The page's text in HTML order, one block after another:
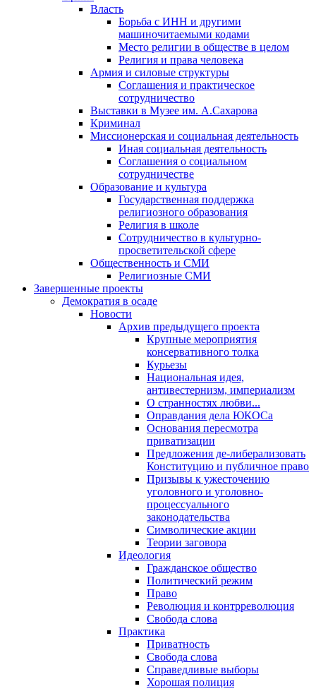
Власть
Борьба с ИНН и другими
машиночитаемыми кодами
Место религии в обществе в целом
Религия и права человека
Армия и силовые структуры
Соглашения и практическое
сотрудничество
Выставки в Музее им. А.Сахарова
Криминал
Миссионерская и социальная деятельность
Иная социальная деятельность
Соглашения о социальном
сотрудничестве
Образование и культура
Государственная поддержка
религиозного образования
Религия в школе
Сотрудничество в культурно-
просветительской сфере
Общественность и СМИ
Религиозные СМИ
Завершенные проекты
Демократия в осаде
Новости
Архив предыдущего проекта
Крупные мероприятия
консервативного толка
Курьезы
Национальная идея,
антивестернизм, империализм
О странностях любви...
Оправдания дела ЮКОСа
Основания пересмотра
приватизации
Предложения де-либерализовать
Конституцию и публичное право
Призывы к ужесточению
уголовного и уголовно-
процессуального
законодательства
Символические акции
Теории заговора
Идеология
Гражданское общество
Политический режим
Право
Революция и контрреволюция
Свобода слова
Практика
Приватность
Свобода слова
Справедливые выборы
Хорошая полиция